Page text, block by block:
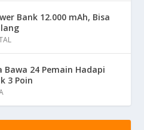
Bank 12.000 mAh, Bisa
Bawa 24 Pemain Hadapi
3 Poin